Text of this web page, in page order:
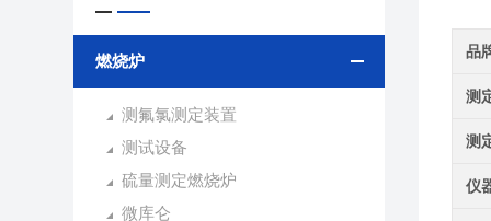
燃烧炉
测氟氯测定装置
测试设备
硫量测定燃烧炉
微库仑
品
测
测
仪